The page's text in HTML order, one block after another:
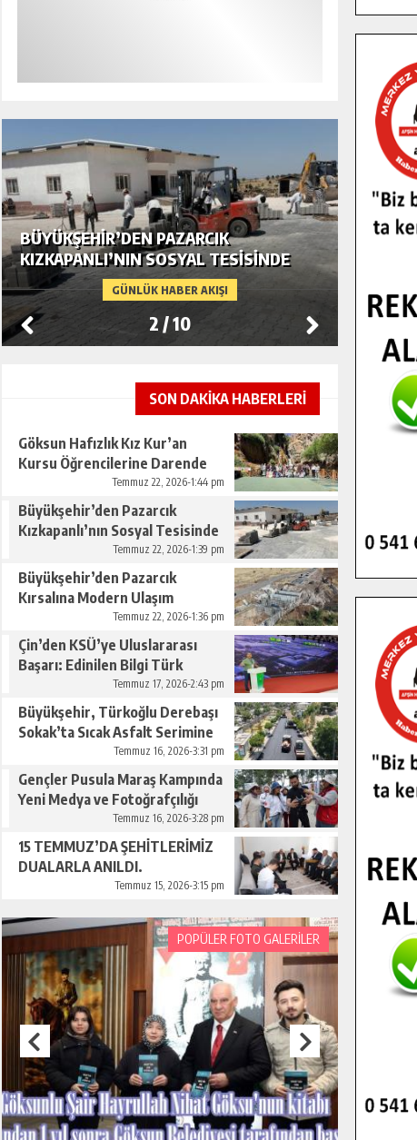
GÜNLÜK HABER AKIŞI
BÜYÜKŞEHIR’DEN PAZARCIK
KIZKAPANLI’NIN SOSYAL TESISINDE
ÇEVRE DÜZENLEMESI.
2 /10
SON DAKİKA HABERLERİ
Göksun Hafızlık Kız Kur’an
Kursu Öğrencilerine Darende
Temmuz 22, 2026-1:44 pm
Büyükşehir’den Pazarcık
Kızkapanlı’nın Sosyal Tesisinde
Çevre Düzenlemesi.Temmuz 22, 2026-1:39 pm
Büyükşehir’den Pazarcık
Kırsalına Modern Ulaşım
Temmuz 22, 2026-1:36 pm
Çin’den KSÜ’ye Uluslararası
Başarı: Edinilen Bilgi Türk
Tarımına Katkı Sağlayacak.
Temmuz 17, 2026-2:43 pm
Büyükşehir, Türkoğlu Derebaşı
Sokak’ta Sıcak Asfalt Serimine
Temmuz 16, 2026-3:31 pm
Gençler Pusula Maraş Kampında
Yeni Medya ve Fotoğrafçılığı
Temmuz 16, 2026-3:28 pm
15 TEMMUZ’DA ŞEHİTLERİMİZ
DUALARLA ANILDI.
Temmuz 15, 2026-3:15 pm
POPÜLER FOTO GALERİLER